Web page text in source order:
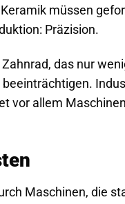
müssen
Präzision.
das nur
vor allem
Maschinen, die